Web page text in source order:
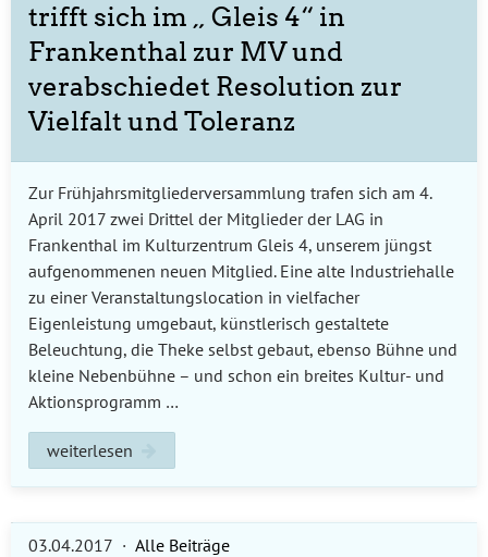
trifft sich im „ Gleis 4“ in
Frankenthal zur MV und
verabschiedet Resolution zur
Vielfalt und Toleranz
Zur Frühjahrsmitgliederversammlung trafen sich am 4.
April 2017 zwei Drittel der Mitglieder der LAG in
Frankenthal im Kulturzentrum Gleis 4, unserem jüngst
aufgenommenen neuen Mitglied. Eine alte Industriehalle
zu einer Veranstaltungslocation in vielfacher
Eigenleistung umgebaut, künstlerisch gestaltete
Beleuchtung, die Theke selbst gebaut, ebenso Bühne und
kleine Nebenbühne – und schon ein breites Kultur- und
Aktionsprogramm …
weiterlesen
03.04.2017 · Alle Beiträge